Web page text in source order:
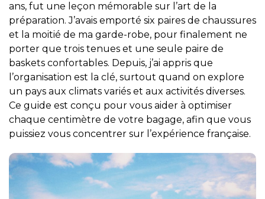
ans, fut une leçon mémorable sur l’art de la
préparation. J’avais emporté six paires de chaussures
et la moitié de ma garde-robe, pour finalement ne
porter que trois tenues et une seule paire de
baskets confortables. Depuis, j’ai appris que
l’organisation est la clé, surtout quand on explore
un pays aux climats variés et aux activités diverses.
Ce guide est conçu pour vous aider à optimiser
chaque centimètre de votre bagage, afin que vous
puissiez vous concentrer sur l’expérience française.